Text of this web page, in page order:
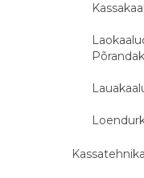
Kassatehnika